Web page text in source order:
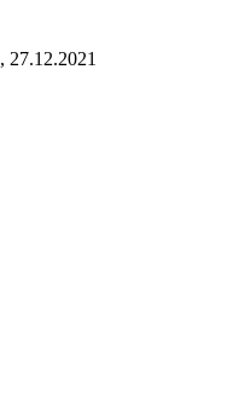
, 27.12.2021